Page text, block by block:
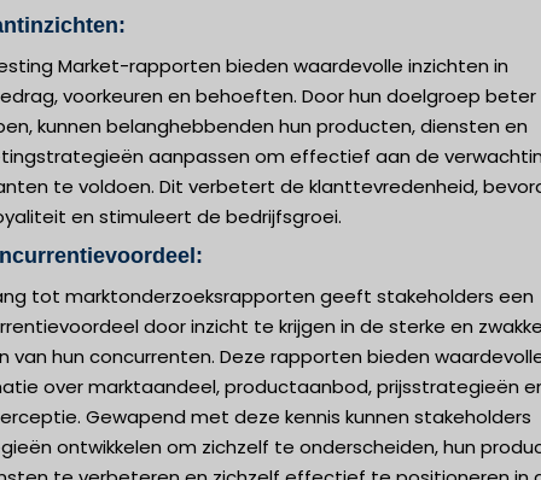
Market-rapporten bieden waardevolle inzichten in
voorkeuren en behoeften. Door hun doelgroep
kunnen belanghebbenden hun producten, diensten en
aanpassen om effectief aan de
te voldoen. Dit verbetert de klanttevredenheid,
en stimuleert de bedrijfsgroei.
tot marktonderzoeksrapporten geeft stakeholders een
door inzicht te krijgen in de sterke en
van hun concurrenten. Deze rapporten bieden
over marktaandeel, productaanbod, prijsstrategieën
Gewapend met deze kennis kunnen stakeholders
ontwikkelen om zichzelf te onderscheiden, hun